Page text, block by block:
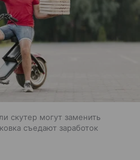
скутер могут заменить
съедают заработок